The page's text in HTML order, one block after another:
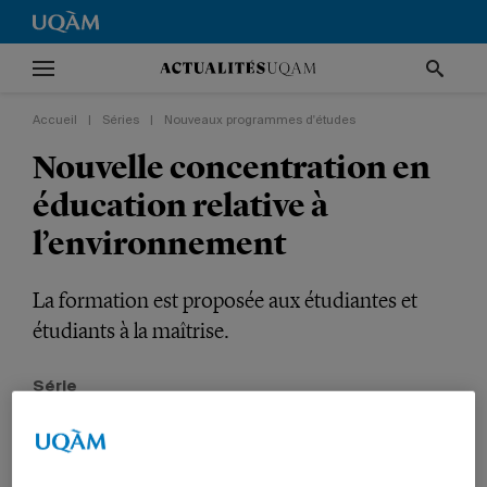
Accueil Séries Nouveaux programmes d'études
Nouvelle concentration en
éducation relative à
l’environnement
La formation est proposée aux étudiantes et
étudiants à la maîtrise.
Série
VIE UNIVERSITAIRE